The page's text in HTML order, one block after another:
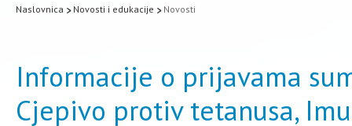
Naslovnica Novosti i edukacije Novosti
Informacije o prijavama
Cjepivo protiv tetanusa,